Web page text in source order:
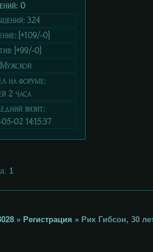
0
324
[+109/-0]
[+99/-0]
Мужской
на форуме:
2 часа
визит:
02 14:15:37
1
» Регистрация » Рик Гибсон, 30